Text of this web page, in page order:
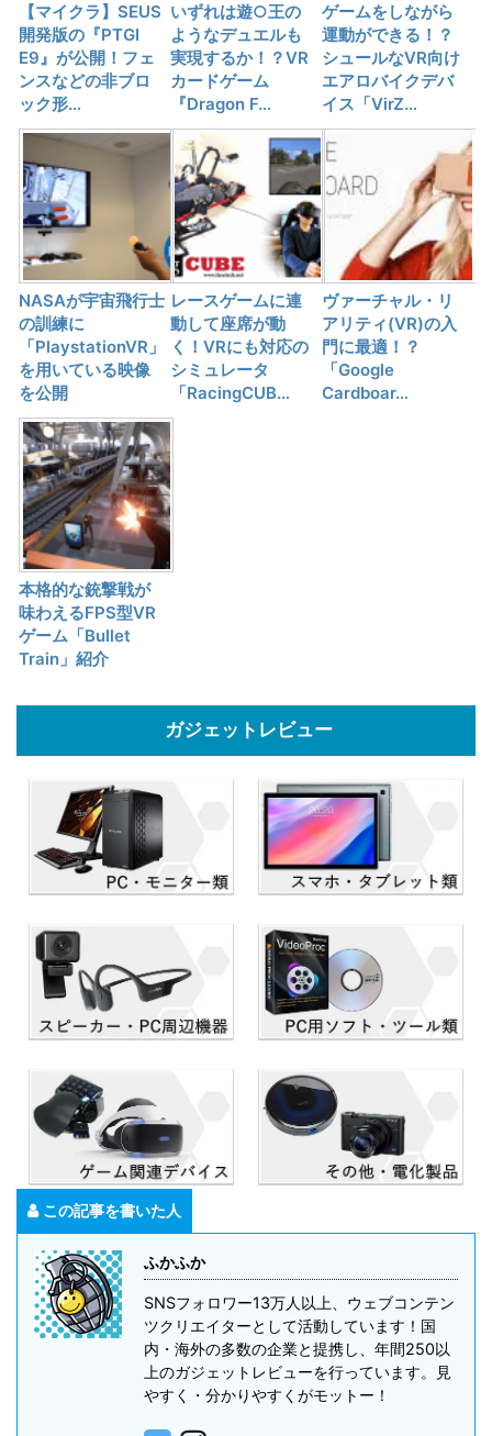
【マイクラ】SEUS
開発版の『PTGI
E9』が公開！フェ
ンスなどの非ブロ
ック形…
いずれは遊○王の
ようなデュエルも
実現するか！？VR
カードゲーム
『Dragon F…
ゲームをしながら
運動ができる！？
シュールなVR向け
エアロバイクデバ
イス「VirZ…
NASAが宇宙飛行士
の訓練に
「PlaystationVR」
を用いている映像
を公開
レースゲームに連
動して座席が動
く！VRにも対応の
シミュレータ
「RacingCUB…
ヴァーチャル・リ
アリティ(VR)の入
門に最適！？
「Google
Cardboar…
本格的な銃撃戦が
味わえるFPS型VR
ゲーム「Bullet
Train」紹介
ガジェットレビュー
この記事を書いた人
ふかふか
SNSフォロワー13万人以上、ウェブコンテン
ツクリエイターとして活動しています！国
内・海外の多数の企業と提携し、年間250以
上のガジェットレビューを行っています。見
やすく・分かりやすくがモットー！